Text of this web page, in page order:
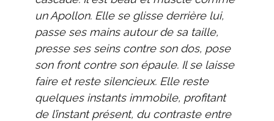
un Apollon. Elle se glisse derrière lui,
passe ses mains autour de sa taille,
presse ses seins contre son dos, pose
son front contre son épaule. Il se laisse
faire et reste silencieux. Elle reste
quelques instants immobile, profitant
de l’instant présent, du contraste entre